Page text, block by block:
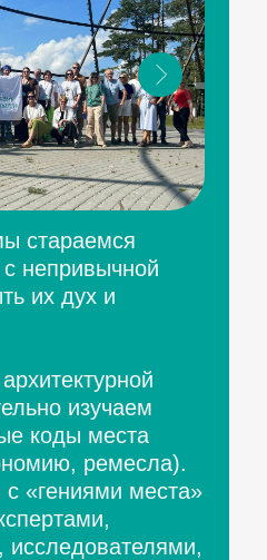
стараемся
с непривычной
их дух и
изучаем
коды места
ремесла).
«гениями места»
исследователями,